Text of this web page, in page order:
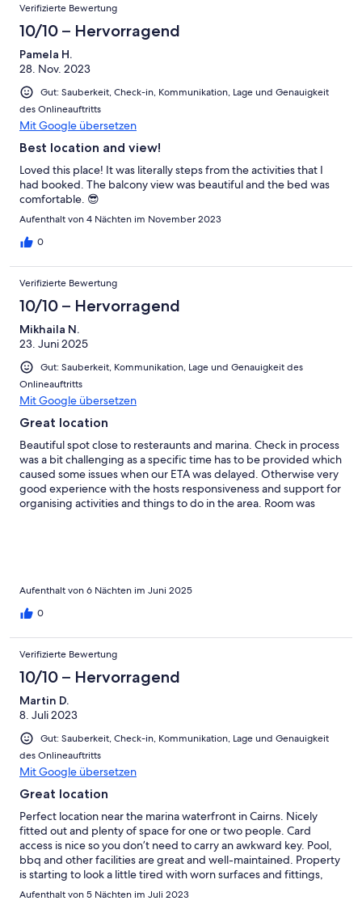
Verifizierte Bewertung
10/10 – Hervorragend
Pamela H.
28. Nov. 2023
Gut: Sauberkeit, Check-in, Kommunikation, Lage und Genauigkeit
des Onlineauftritts
Mit Google übersetzen
Best location and view!
Loved this place! It was literally steps from the activities that I
had booked. The balcony view was beautiful and the bed was
comfortable. 😎
Aufenthalt von 4 Nächten im November 2023
0
Verifizierte Bewertung
10/10 – Hervorragend
Mikhaila N.
23. Juni 2025
Gut: Sauberkeit, Kommunikation, Lage und Genauigkeit des
Onlineauftritts
Mit Google übersetzen
Great location
Beautiful spot close to resteraunts and marina. Check in process
was a bit challenging as a specific time has to be provided which
caused some issues when our ETA was delayed. Otherwise very
good experience with the hosts responsiveness and support for
organising activities and things to do in the area. Room was
Aufenthalt von 6 Nächten im Juni 2025
0
Verifizierte Bewertung
10/10 – Hervorragend
Martin D.
8. Juli 2023
Gut: Sauberkeit, Check-in, Kommunikation, Lage und Genauigkeit
des Onlineauftritts
Mit Google übersetzen
Great location
Perfect location near the marina waterfront in Cairns. Nicely
fitted out and plenty of space for one or two people. Card
access is nice so you don’t need to carry an awkward key. Pool,
bbq and other facilities are great and well-maintained. Property
is starting to look a little tired with worn surfaces and fittings,
but otherwise great.
Aufenthalt von 5 Nächten im Juli 2023